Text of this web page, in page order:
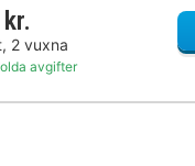
2 vuxna
avgifter